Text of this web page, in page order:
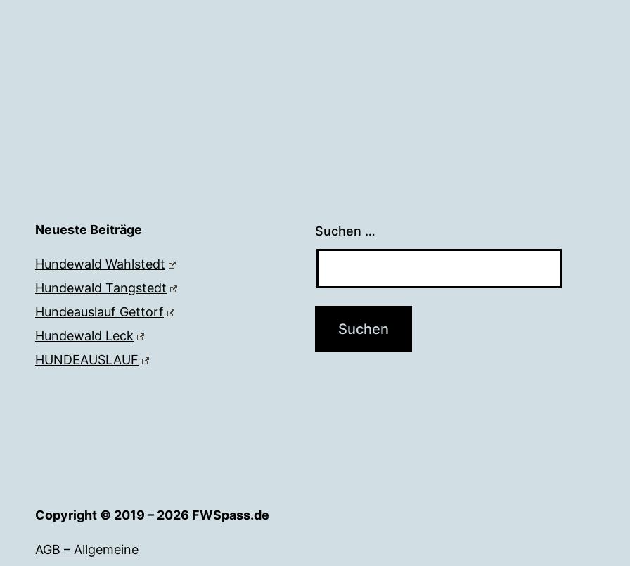
Neueste Beiträge
Hundewald Wahlstedt
Hundewald Tangstedt
Hundeauslauf Gettorf
Hundewald Leck
HUNDEAUSLAUF
Suchen …
Copyright © 2019 – 2026 FWSpass.de
AGB – Allgemeine